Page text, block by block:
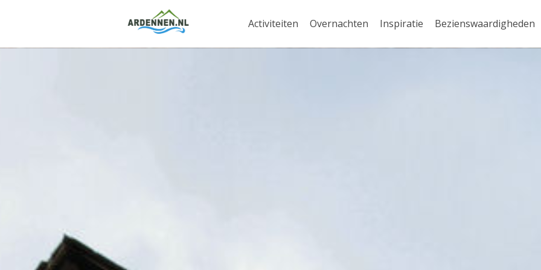
Activiteiten Overnachten Inspiratie Bezienswaardigheden